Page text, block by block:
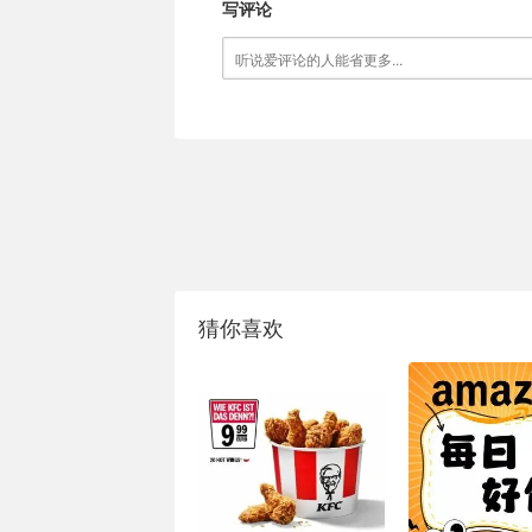
写评论
猜你喜欢